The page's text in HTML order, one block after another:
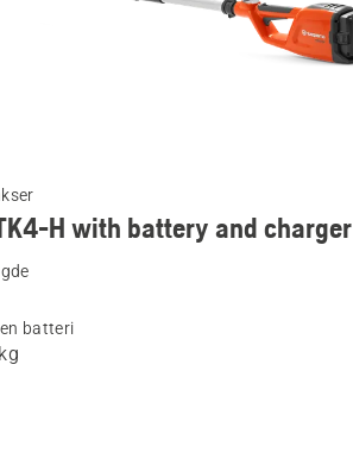
H with battery and charger
batteri